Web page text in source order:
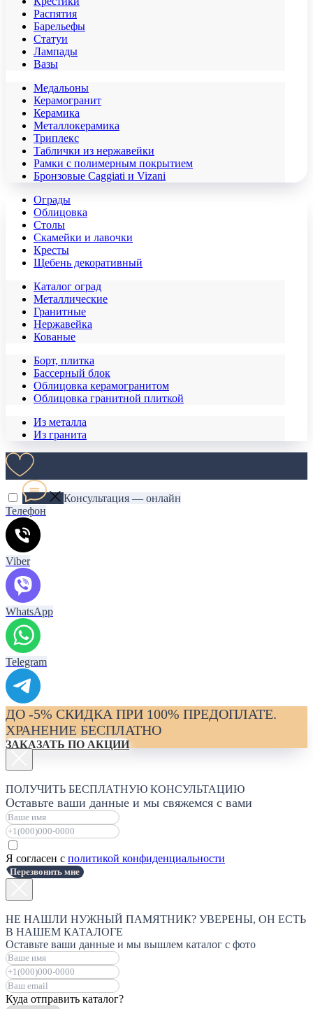
Распятия
Барельефы
Статуи
Лампады
Вазы
Медальоны
Керамогранит
Керамика
Металлокерамика
Триплекс
Таблички из нержавейки
Рамки с полимерным покрытием
Бронзовые Caggiati и Vizani
Ограды
Облицовка
Столы
Скамейки и лавочки
Кресты
Щебень декоративный
Каталог оград
Металлические
Гранитные
Нержавейка
Кованые
Борт, плитка
Бассерный блок
Облицовка керамогранитом
Облицовка гранитной плиткой
Из металла
Из гранита
Консультация — онлайн
Телефон
Viber
WhatsApp
Telegram
ДО -5% СКИДКА ПРИ 100% ПРЕДОПЛАТЕ.
ХРАНЕНИЕ БЕСПЛАТНО
ЗАКАЗАТЬ ПО АКЦИИ
ПОЛУЧИТЬ БЕСПЛАТНУЮ КОНСУЛЬТАЦИЮ
Оставьте ваши данные и мы свяжемся с вами
Я согласен с политикой конфиденциальности
Перезвонить мне
НЕ НАШЛИ НУЖНЫЙ ПАМЯТНИК? УВЕРЕНЫ, ОН ЕСТЬ
В НАШЕМ КАТАЛОГЕ
Оставьте ваши данные и мы вышлем каталог с фото
Куда отправить каталог?